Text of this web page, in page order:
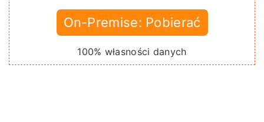
On-Premise: Pobierać
100% własności danych